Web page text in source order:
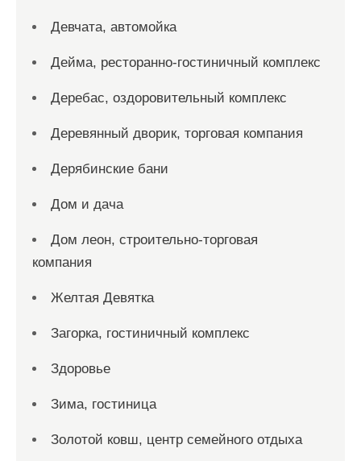
Девчата, автомойка
Дейма, ресторанно-гостиничный комплекс
Деребас, оздоровительный комплекс
Деревянный дворик, торговая компания
Дерябинские бани
Дом и дача
Дом леон, строительно-торговая
компания
Желтая Девятка
Загорка, гостиничный комплекс
Здоровье
Зима, гостиница
Золотой ковш, центр семейного отдыха